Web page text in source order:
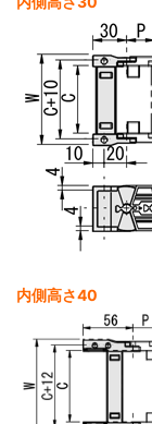
内側高さ40